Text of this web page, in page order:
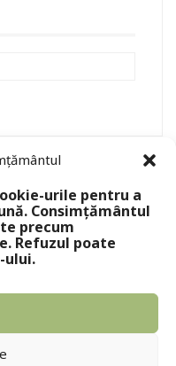
urile pentru a
Consimțământul
precum
Refuzul poate